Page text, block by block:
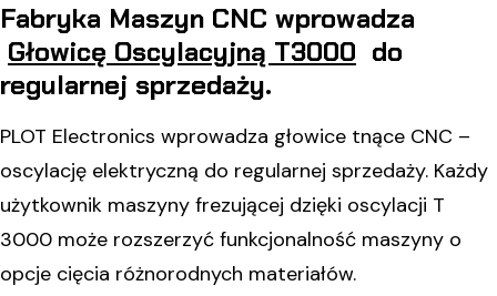
Fabryka Maszyn CNC wprowadza
Głowicę Oscylacyjną T3000 do
regularnej sprzedaży.
PLOT Electronics wprowadza głowice tnące CNC –
oscylację elektryczną do regularnej sprzedaży. Każdy
użytkownik maszyny frezującej dzięki oscylacji T
3000 może rozszerzyć funkcjonalność maszyny o
opcje cięcia różnorodnych materiałów.